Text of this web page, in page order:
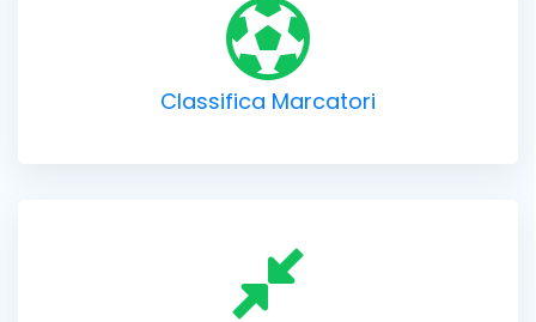
Classifica Marcatori